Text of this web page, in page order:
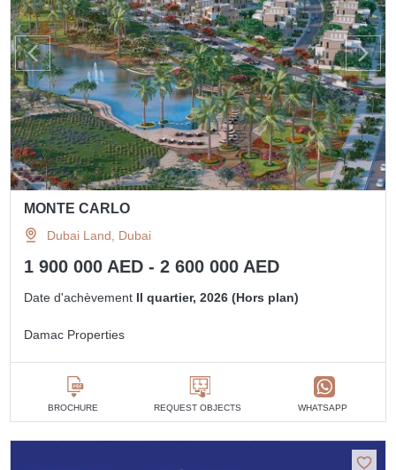
MONTE CARLO
Dubai Land, Dubai
1 900 000 AED - 2 600 000 AED
Date d'achèvement II quartier, 2026 (Hors plan)
Damac Properties
BROCHURE REQUEST OBJECTS WHATSAPP